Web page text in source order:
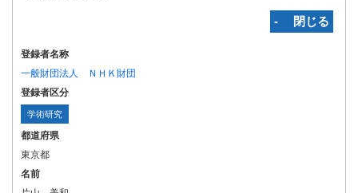
‐ 閉じる
登録者名称
一般財団法人 ＮＨＫ財団
登録者区分
学術研究
都道府県
東京都
名前